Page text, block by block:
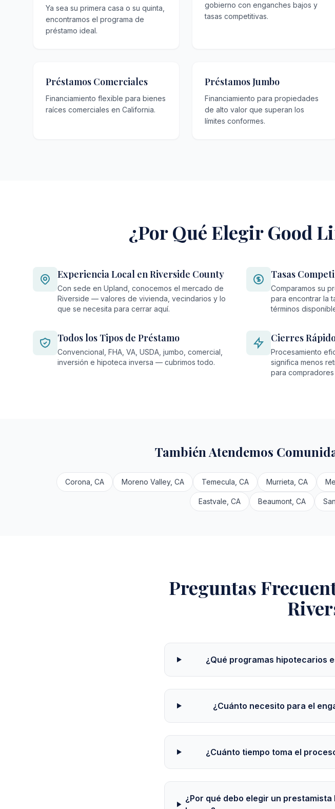
Ya sea su primera casa o su quinta,
encontramos el programa de
préstamo ideal.
gobierno con enganches bajos y
tasas competitivas.
Préstamos Comerciales
Financiamiento flexible para bienes
raíces comerciales en California.
Préstamos Jumbo
Financiamiento para propiedades
de alto valor que superan los
límites conformes.
¿Por Qué Elegir Good
Experiencia Local en Riverside County
Con sede en Upland, conocemos el mercado de
Riverside — valores de vivienda, vecindarios y lo
que se necesita para cerrar aquí.
Tasas
Comparamos su
para encontrar la
términos
Todos los Tipos de Préstamo
Convencional, FHA, VA, USDA, jumbo, comercial,
inversión e hipoteca inversa — cubrimos todo.
Cierres
Procesamiento
significa menos
para
También Atendemos
Corona, CA Moreno Valley, CA Temecula, CA Murrieta, CA
Eastvale, CA Beaumont, CA
Preguntas
¿Qué programas hipotecarios
¿Cuánto necesito para el
¿Cuánto tiempo toma el
¿Por qué debo elegir un